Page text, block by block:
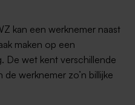
kan een werknemer naast
maken op een
De wet kent verschillende
werknemer zo’n billijke